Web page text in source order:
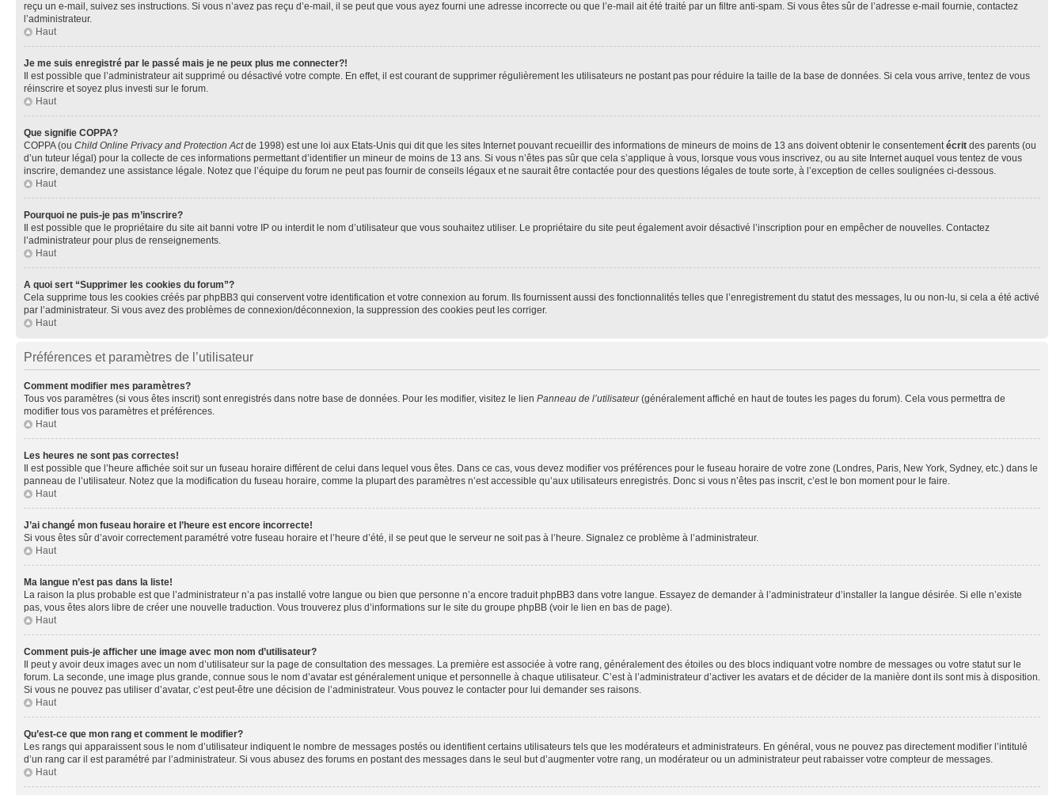
reçu un e-mail, suivez ses instructions. Si vous n’avez pas reçu d’e-mail, il se peut que vous ayez fourni une adresse incorrecte ou que l’e-mail ait été traité par un filtre anti-spam. Si vous êtes sûr de l’adresse e-mail fournie, contactez
l’administrateur.
Haut
Je me suis enregistré par le passé mais je ne peux plus me connecter?!
Il est possible que l’administrateur ait supprimé ou désactivé votre compte. En effet, il est courant de supprimer régulièrement les utilisateurs ne postant pas pour réduire la taille de la base de données. Si cela vous arrive, tentez de vous
réinscrire et soyez plus investi sur le forum.
Haut
Que signifie COPPA?
COPPA (ou Child Online Privacy and Protection Actde 1998) est une loi aux Etats-Unis qui dit que les sites Internet pouvant recueillir des informations de mineurs de moins de 13 ans doivent obtenir le consentementécrit des parents (ou
d’un tuteur légal) pour la collecte de ces informations permettant d’identifier un mineur de moins de 13 ans. Si vous n’êtes pas sûr que cela s’applique à vous, lorsque vous vous inscrivez, ou au site Internet auquel vous tentez de vous
inscrire, demandez une assistance légale. Notez que l’équipe du forum ne peut pas fournir de conseils légaux et ne saurait être contactée pour des questions légales de toute sorte, à l’exception de celles soulignées ci-dessous.
Haut
Pourquoi ne puis-je pas m’inscrire?
Il est possible que le propriétaire du site ait banni votre IP ou interdit le nom d’utilisateur que vous souhaitez utiliser. Le propriétaire du site peut également avoir désactivé l’inscription pour en empêcher de nouvelles. Contactez
l’administrateur pour plus de renseignements.
Haut
A quoi sert “Supprimer les cookies du forum”?
Cela supprime tous les cookies créés par phpBB3 qui conservent votre identification et votre connexion au forum. Ils fournissent aussi des fonctionnalités telles que l’enregistrement du statut des messages, lu ou non-lu, si cela a été activé
par l’administrateur. Si vous avez des problèmes de connexion/déconnexion, la suppression des cookies peut les corriger.
Haut
Préférences et paramètres de l’utilisateur
Comment modifier mes paramètres?
Tous vos paramètres (si vous êtes inscrit) sont enregistrés dans notre base de données. Pour les modifier, visitez le lien Panneau de l’utilisateur(généralement affiché en haut de toutes les pages du forum). Cela vous permettra de
modifier tous vos paramètres et préférences.
Haut
Les heures ne sont pas correctes!
Il est possible que l’heure affichée soit sur un fuseau horaire différent de celui dans lequel vous êtes. Dans ce cas, vous devez modifier vos préférences pour le fuseau horaire de votre zone (Londres, Paris, New York, Sydney, etc.) dans le
panneau de l’utilisateur. Notez que la modification du fuseau horaire, comme la plupart des paramètres n’est accessible qu’aux utilisateurs enregistrés. Donc si vous n’êtes pas inscrit, c’est le bon moment pour le faire.
Haut
J’ai changé mon fuseau horaire et l’heure est encore incorrecte!
Si vous êtes sûr d’avoir correctement paramétré votre fuseau horaire et l’heure d’été, il se peut que le serveur ne soit pas à l’heure. Signalez ce problème à l’administrateur.
Haut
Ma langue n’est pas dans la liste!
La raison la plus probable est que l’administrateur n’a pas installé votre langue ou bien que personne n’a encore traduit phpBB3 dans votre langue. Essayez de demander à l’administrateur d’installer la langue désirée. Si elle n’existe
pas, vous êtes alors libre de créer une nouvelle traduction. Vous trouverez plus d’informations sur le site du groupe phpBB (voir le lien en bas de page).
Haut
Comment puis-je afficher une image avec mon nom d’utilisateur?
Il peut y avoir deux images avec un nom d’utilisateur sur la page de consultation des messages. La première est associée à votre rang, généralement des étoiles ou des blocs indiquant votre nombre de messages ou votre statut sur le
forum. La seconde, une image plus grande, connue sous le nom d’avatar est généralement unique et personnelle à chaque utilisateur. C’est à l’administrateur d’activer les avatars et de décider de la manière dont ils sont mis à disposition.
Si vous ne pouvez pas utiliser d’avatar, c’est peut-être une décision de l’administrateur. Vous pouvez le contacter pour lui demander ses raisons.
Haut
Qu’est-ce que mon rang et comment le modifier?
Les rangs qui apparaissent sous le nom d’utilisateur indiquent le nombre de messages postés ou identifient certains utilisateurs tels que les modérateurs et administrateurs. En général, vous ne pouvez pas directement modifier l’intitulé
d’un rang car il est paramétré par l’administrateur. Si vous abusez des forums en postant des messages dans le seul but d’augmenter votre rang, un modérateur ou un administrateur peut rabaisser votre compteur de messages.
Haut